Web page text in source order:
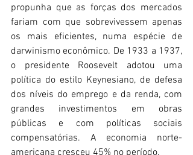
propunha que as forças dos mercados
fariam com que sobrevivessem apenas
os mais eficientes, numa espécie de
darwinismo econômico. De 1933 a 1937,
o presidente Roosevelt adotou uma
política do estilo Keynesiano, de defesa
dos níveis do emprego e da renda, com
grandes investimentos em obras
públicas e com políticas sociais
compensatórias. A economia norte-
americana cresceu 45% no período.